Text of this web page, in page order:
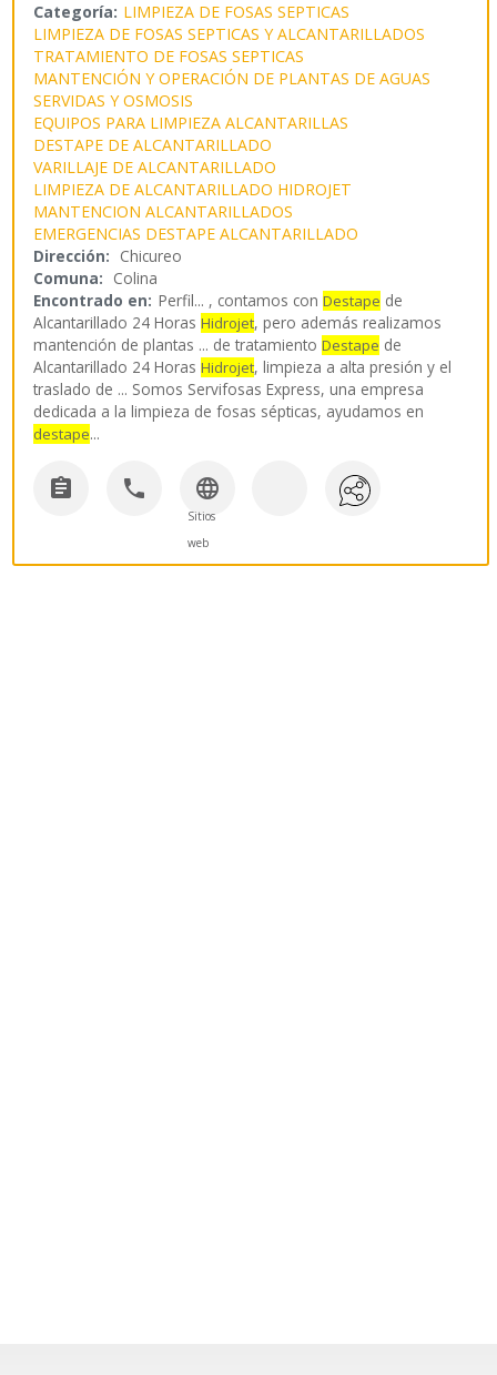
Categoría: LIMPIEZA DE FOSAS SEPTICAS
LIMPIEZA DE FOSAS SEPTICAS Y ALCANTARILLADOS
TRATAMIENTO DE FOSAS SEPTICAS
MANTENCIÓN Y OPERACIÓN DE PLANTAS DE AGUAS
SERVIDAS Y OSMOSIS
EQUIPOS PARA LIMPIEZA ALCANTARILLAS
DESTAPE DE ALCANTARILLADO
VARILLAJE DE ALCANTARILLADO
LIMPIEZA DE ALCANTARILLADO HIDROJET
MANTENCION ALCANTARILLADOS
EMERGENCIAS DESTAPE ALCANTARILLADO
Dirección: Chicureo
Comuna: Colina
Encontrado en: Perfil... , contamos conDestape de
Alcantarillado 24 HorasHidrojet, pero además realizamos
mantención de plantas ... de tratamientoDestape de
Alcantarillado 24 HorasHidrojet, limpieza a alta presión y el
traslado de ... Somos Servifosas Express, una empresa
dedicada a la limpieza de fosas sépticas, ayudamos en
destape...
  
Sitios
web